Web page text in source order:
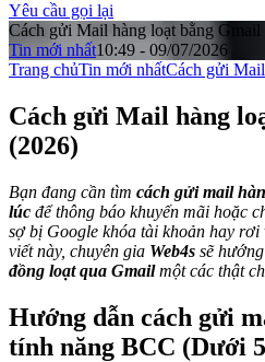
Yêu cầu gọi lại
Cách gửi Mail hàng loạt bằng Gmail
Tin mới nhất10:49 - 09/07/2026
Trang chủTin mới nhấtCách gửi
Cách gửi Mail hàng
(2026)
Bạn đang cần tìm cách gửi mail
lúc để thông báo khuyến mãi hoặc
sợ bị Google khóa tài khoản hay
viết này, chuyên gia Web4s sẽ
đồng loạt qua Gmailmột các thật
Hướng dẫn cách gửi
tính năng BCC (Dưới